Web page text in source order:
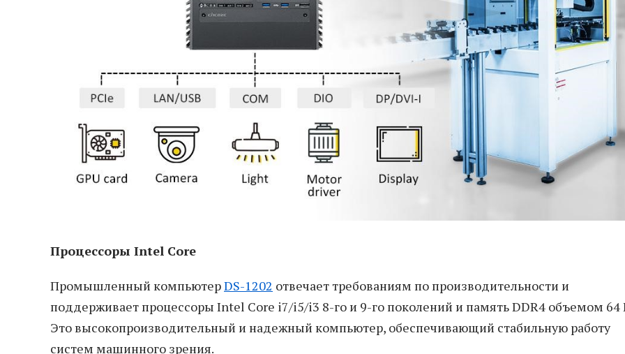
Процессоры Intel Core
Промышленный компьютерDS-1202 отвечает требованиям по производительности и
поддерживает процессоры Intel Core i7/i5/i3 8-го и 9-го поколений и память DDR4 объемом 64
Это высокопроизводительный и надежный компьютер, обеспечивающий стабильную работу
систем машинного зрения.